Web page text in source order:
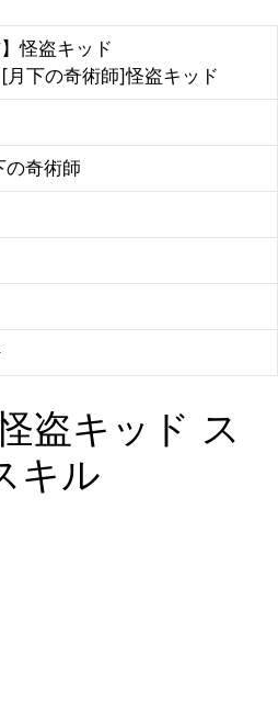
】怪盗キッド
[月下の奇術師]怪盗キッド
の奇術師
盗キッド ス
キル